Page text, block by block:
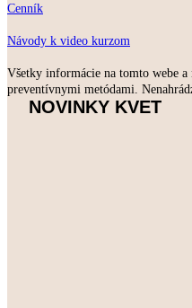
Cenník
Návody k video kurzom
Všetky informácie na tomto webe
preventívnymi metódami.
NOVINKY KVET